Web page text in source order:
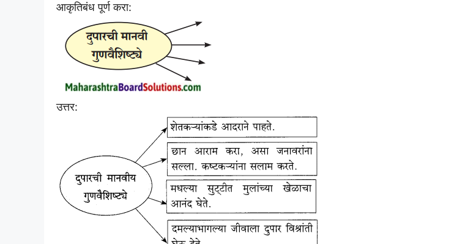
आकृतिबंध पूर्ण करा:
उत्तर: